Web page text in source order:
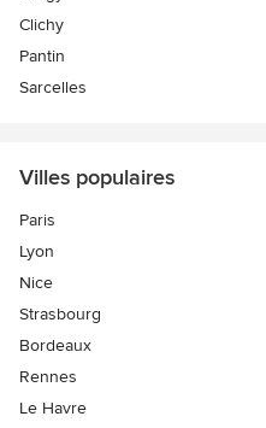
Clichy
Pantin
Sarcelles
Villes populaires
Paris
Lyon
Nice
Strasbourg
Bordeaux
Rennes
Le Havre